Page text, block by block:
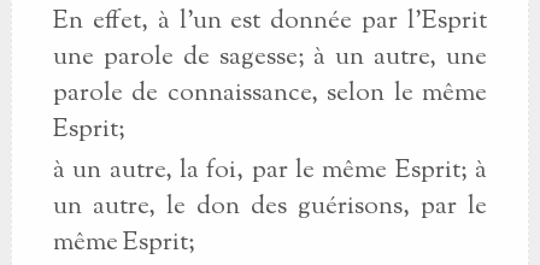
En effet, à l'un est donnée par l'Esprit
une parole de sagesse; à un autre, une
parole de connaissance, selon le même
Esprit;
à un autre, la foi, par le même Esprit; à
un autre, le don des guérisons, par le
même Esprit;